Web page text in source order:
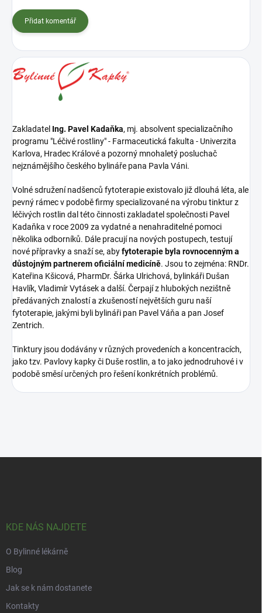
Přidat komentář
Zakladatel Ing. Pavel Kadaňka, mj. absolvent specializačního
programu "Léčivé rostliny" - Farmaceutická fakulta - Univerzita
Karlova, Hradec Králové a pozorný mnohaletý posluchač
nejznámějšího českého bylináře pana Pavla Váni.
Volné sdružení nadšenců fytoterapie existovalo již dlouhá léta, ale
pevný rámec v podobě firmy specializované na výrobu tinktur z
léčivých rostlin dal této činnosti zakladatel společnosti Pavel
Kadaňka v roce 2009 za vydatné a nenahraditelné pomoci
několika odborníků. Dále pracují na nových postupech, testují
nové přípravky a snaží se, abyfytoterapie byla rovnocenným a
důstojným partnerem oficiální medicíně. Jsou to zejména: RNDr.
Kateřina Kšicová, PharmDr. Šárka Ulrichová, bylinkáři Dušan
Havlík, Vladimír Vytásek a další. Čerpají z hlubokých nezištně
předávaných znalostí a zkušeností největších guru naší
fytoterapie, jakými byli bylináři pan Pavel Váňa a pan Josef
Zentrich.
Tinktury jsou dodávány v různých provedeních a koncentracích,
jako tzv. Pavlovy kapky či Duše rostlin, a to jako jednodruhové i v
podobě směsí určených pro řešení konkrétních problémů.
KDE NÁS NAJDETE
O Bylinné lékárně
Blog
Jak se k nám dostanete
Kontakty